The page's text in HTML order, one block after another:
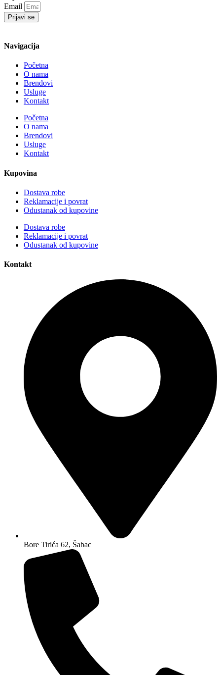
Email
Prijavi se
Navigacija
Početna
O nama
Brendovi
Usluge
Kontakt
Početna
O nama
Brendovi
Usluge
Kontakt
Kupovina
Dostava robe
Reklamacije i povrat
Odustanak od kupovine
Dostava robe
Reklamacije i povrat
Odustanak od kupovine
Kontakt
Bore Tirića 62, Šabac